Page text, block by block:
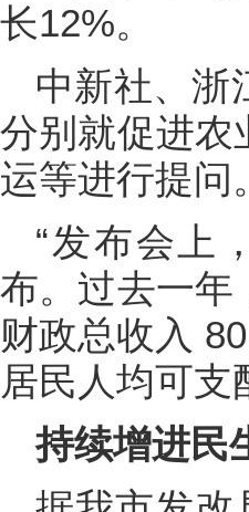
长12%。
中新社、浙
分别就促进农
运等进行提问。
“发布会上
布。过去一年
财政总收入
居民人均可支
持续增进民